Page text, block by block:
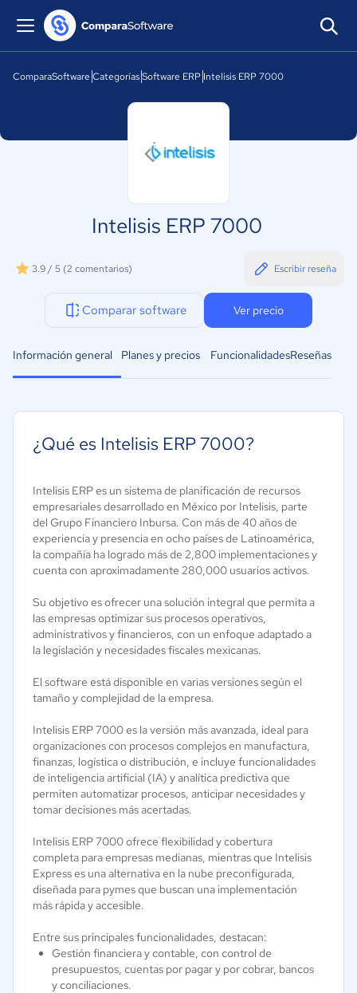
ComparaSoftware CategoríasSoftware ERP Intelisis ERP 7000
Intelisis ERP 7000
3.9 / 5 (2 comentarios) Escribir reseña
Comparar software Ver precio
Información general Planes y precios FuncionalidadesReseñas
¿Qué es Intelisis ERP 7000?
Intelisis ERP es un sistema de planificación de recursos
empresariales desarrollado en México por Intelisis, parte
del Grupo Financiero Inbursa. Con más de 40 años de
experiencia y presencia en ocho países de Latinoamérica,
la compañía ha logrado más de 2,800 implementaciones y
cuenta con aproximadamente 280,000 usuarios activos.
Su objetivo es ofrecer una solución integral que permita a
las empresas optimizar sus procesos operativos,
administrativos y financieros, con un enfoque adaptado a
la legislación y necesidades fiscales mexicanas.
El software está disponible en varias versiones según el
tamaño y complejidad de la empresa.
Intelisis ERP 7000 es la versión más avanzada, ideal para
organizaciones con procesos complejos en manufactura,
finanzas, logística o distribución, e incluye funcionalidades
de inteligencia artificial (IA) y analítica predictiva que
permiten automatizar procesos, anticipar necesidades y
tomar decisiones más acertadas.
Intelisis ERP 7000 ofrece flexibilidad y cobertura
completa para empresas medianas, mientras que Intelisis
Express es una alternativa en la nube preconfigurada,
diseñada para pymes que buscan una implementación
más rápida y accesible.
Entre sus principales funcionalidades, destacan:
Gestión financiera y contable, con control de
presupuestos, cuentas por pagar y por cobrar, bancos
y conciliaciones.